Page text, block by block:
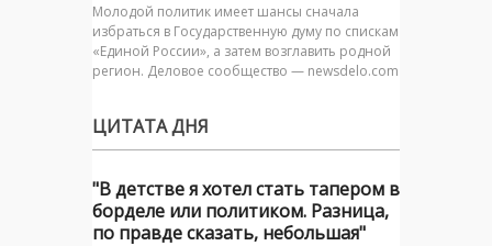
Молодой политик имеет шансы сначала
избраться в Государственную думу по спискам
«Единой России», а затем возглавить родной
регион. Деловое сообщество — newsdelo.com
ЦИТАТА ДНЯ
"В детстве я хотел стать тапером в
борделе или политиком. Разница,
по правде сказать, небольшая"